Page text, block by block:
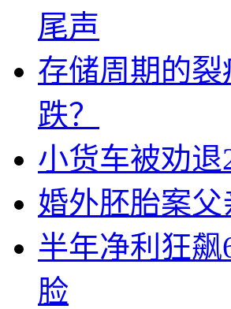
尾声
存储周期的
跌？
小货车被劝
婚外胚胎案
半年净利狂
脸